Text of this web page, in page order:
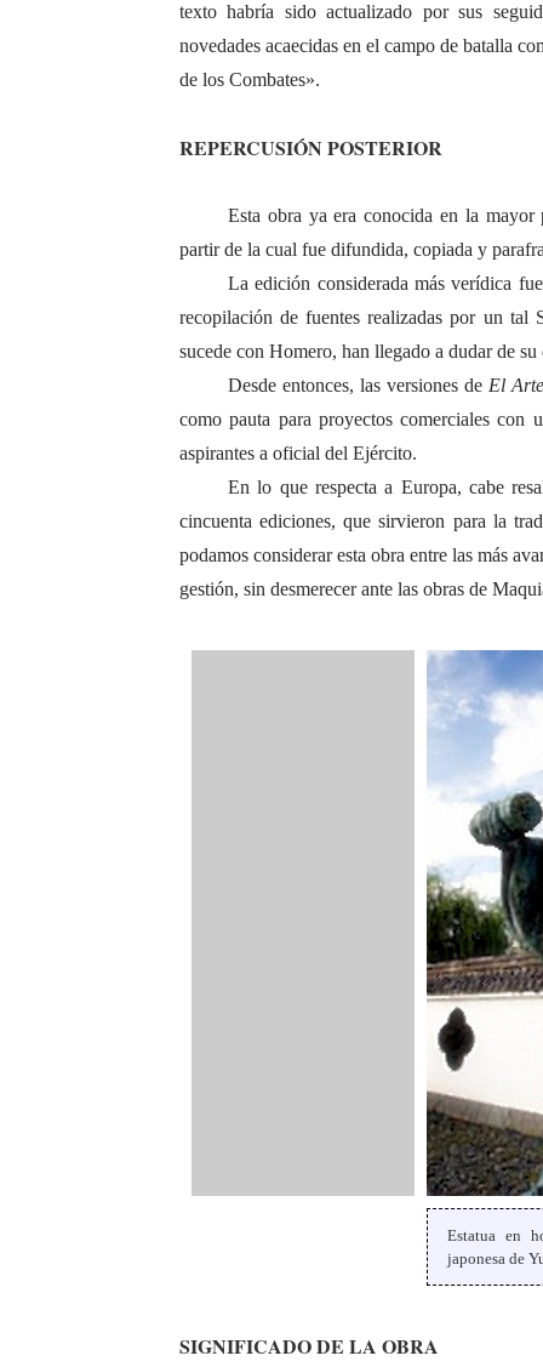
texto habría sido actualizado por sus
novedades acaecidas en el campo de batalla
de los Combates».
REPERCUSIÓN POSTERIOR
Esta obra ya era conocida en la
partir de la cual fue difundida, copiada y
La edición considerada más verídica
recopilación de fuentes realizadas por un
sucede con Homero, han llegado a dudar de
Desde entonces, las versiones de El
como pauta para proyectos comerciales con
aspirantes a oficial del Ejército.
En lo que respecta a Europa, cabe
cincuenta ediciones, que sirvieron para la
podamos considerar esta obra entre las más
gestión, sin desmerecer ante las obras de
Estatua en
japonesa de
SIGNIFICADO DE LA OBRA